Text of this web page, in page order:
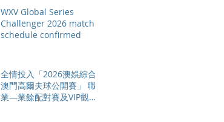
pace
WXV Global Series
Challenger 2026 match
schedule confirmed
全情投入「2026澳娛綜合
澳門高爾夫球公開賽」 職
業—業餘配對賽及VIP觀賽